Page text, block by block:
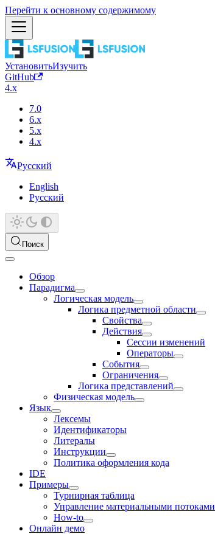
Перейти к основному содержимому
УстановитьИзучить
GitHub
4.x
7.0
6.x
5.x
4.x
Русский
English
Русский
Поиск
Обзор
Парадигма
Логическая модель
Логика предметной области
Свойства
Действия
Сессии изменений
Оператоpы
События
Ограничения
Логика представлений
Физическая модель
Язык
Лексемы
Идентификаторы
Литералы
Инструкции
Политика оформления кода
IDE
Примеры
Турнирная таблица
Управление материальными потоками
How-to
Онлайн демо